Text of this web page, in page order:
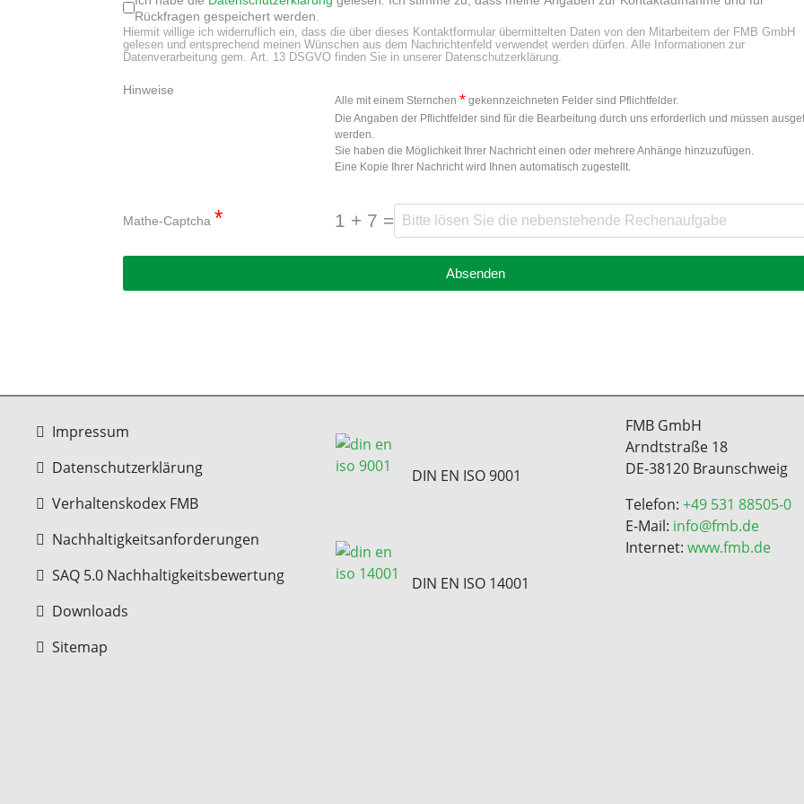
Rückfragen gespeichert werden.
Hiermit willige ich widerruflich ein, dass die über dieses Kontaktformular übermittelten Daten von den Mitarbeitern der FMB GmbH
gelesen und entsprechend meinen Wünschen aus dem Nachrichtenfeld verwendet werden dürfen. Alle Informationen zur
Datenverarbeitung gem. Art. 13 DSGVO finden Sie in unserer Datenschutzerklärung.
Hinweise
Alle mit einem Sternchen *gekennzeichneten Felder sind Pflichtfelder.
Die Angaben der Pflichtfelder sind für die Bearbeitung durch uns erforderlich und müssen
werden.
Sie haben die Möglichkeit Ihrer Nachricht einen oder mehrere Anhänge hinzuzufügen.
Eine Kopie Ihrer Nachricht wird Ihnen automatisch zugestellt.
Mathe-Captcha * 1 + 7 =
Absenden
Impressum
Datenschutzerklärung
Verhaltenskodex FMB
Nachhaltigkeitsanforderungen
SAQ 5.0 Nachhaltigkeitsbewertung
Downloads
Sitemap
DIN EN ISO 9001
DIN EN ISO 14001
FMB GmbH
Arndtstraße 18
DE-38120 Braunschweig
Telefon: +49 531 88505-0
E-Mail: info@fmb.de
Internet: www.fmb.de